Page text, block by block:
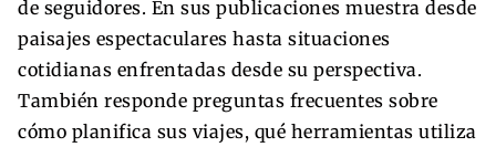
de seguidores. En sus publicaciones muestra desde
paisajes espectaculares hasta situaciones
cotidianas enfrentadas desde su perspectiva.
También responde preguntas frecuentes sobre
cómo planifica sus viajes, qué herramientas utiliza